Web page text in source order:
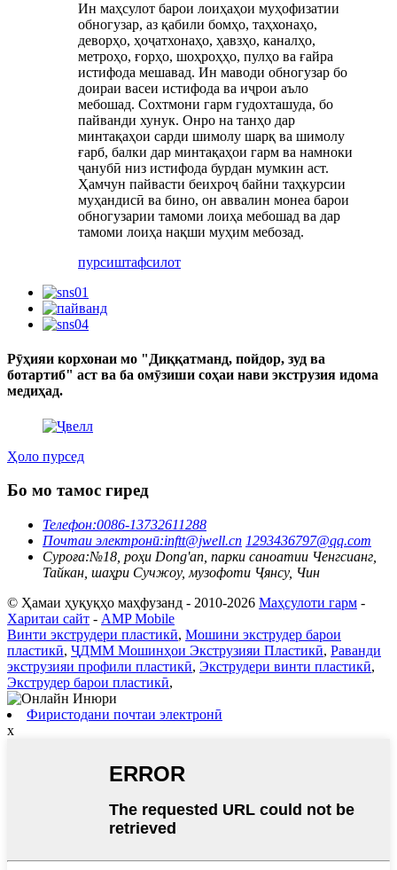
Ин маҳсулот барои лоиҳаҳои муҳофизатии
обногузар, аз қабили бомҳо, таҳхонаҳо,
деворҳо, ҳоҷатхонаҳо, ҳавзҳо, каналҳо,
метроҳо, ғорҳо, шоҳроҳҳо, пулҳо ва ғайра
истифода мешавад. Ин маводи обногузар бо
доираи васеи истифода ва иҷрои аъло
мебошад. Сохтмони гарм гудохташуда, бо
пайванди хунук. Онро на танҳо дар
минтақаҳои сарди шимолу шарқ ва шимолу
ғарб, балки дар минтақаҳои гарм ва намноки
ҷанубӣ низ истифода бурдан мумкин аст.
Ҳамчун пайвасти беихроҷ байни таҳкурсии
муҳандисӣ ва бино, он аввалин монеа барои
обногузарии тамоми лоиҳа мебошад ва дар
тамоми лоиҳа нақши муҳим мебозад.
пурсиштафсилот
Рӯҳияи корхонаи мо "Диққатманд, пойдор, зуд ва
ботартиб" аст ва ба омӯзиши соҳаи нави экструзия идома
медиҳад.
Ҳоло пурсед
Бо мо тамос гиред
Телефон:0086-13732611288
Почтаи электронӣ:inftt@jwell.cn 1293436797@qq.com
Суроға:№18, роҳи Dong'an, парки саноатии Ченгсианг,
Тайкан, шаҳри Сучжоу, музофоти Ҷянсу, Чин
© Ҳамаи ҳуқуқҳо маҳфузанд - 2010-2026 Маҳсулоти гарм -
Харитаи сайт - AMP Mobile
Винти экструдери пластикӣ, Мошини экструдер барои
пластикӣ, ҶДММ Мошинҳои Экструзияи Пластикӣ, Раванди
экструзияи профили пластикӣ, Экструдери винти пластикӣ,
Экструдер барои пластикӣ,
Фиристодани почтаи электронӣ
x